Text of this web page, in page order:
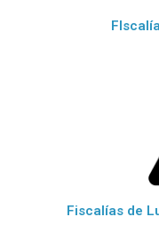
Fiscalías de